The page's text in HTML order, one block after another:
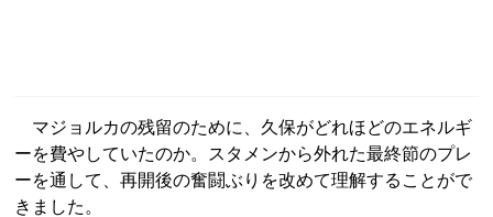
マジョルカの残留のために、久保がどれほどのエネルギ
ーを費やしていたのか。スタメンから外れた最終節のプレ
ーを通して、再開後の奮闘ぶりを改めて理解することがで
きました。